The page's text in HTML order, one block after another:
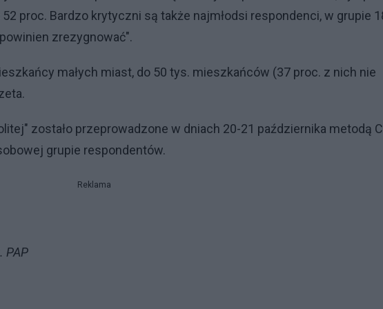
proc. Bardzo krytyczni są także najmłodsi respondenci, w grupie
zrezygnować".
małych miast, do 50 tys. mieszkańców (37 proc. z nich nie
zostało przeprowadzone w dniach 20-21 października metodą
grupie respondentów.
Reklama
PAP